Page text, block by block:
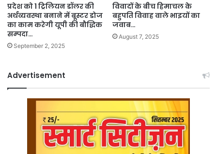
प्रदेश को 1 ट्रिलियन डॉलर की
अर्थव्यवस्था बनाने में बूस्टर डोज
का काम करेगी यूपी की बौद्धिक
सम्पदा…
September 2, 2025
विवादों के बीच हिमाचल के
बहुपति विवाह वाले भाइयों का
जवाब…
August 7, 2025
Advertisement